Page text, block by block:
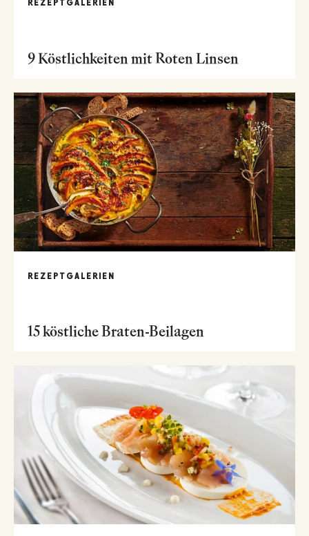
REZEPTGALERIEN
9 Köstlichkeiten mit Roten Linsen
REZEPTGALERIEN
15 köstliche Braten-Beilagen